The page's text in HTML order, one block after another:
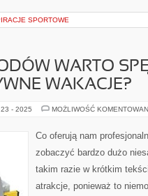
SPORTOWE
WARTO
WAKACJE?
- 2025 MOŻLIWOŚĆ
Co oferują nam
zobaczyć bardzo dużo
takim razie w krótkim
atrakcje, ponieważ to